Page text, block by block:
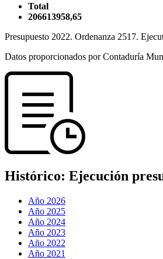
Total
206613958,65
Presupuesto 2022. Ordenanza 2517.
Datos proporcionados por Contaduría
Histórico: Ejecución
Año 2026
Año 2025
Año 2024
Año 2023
Año 2022
Año 2021